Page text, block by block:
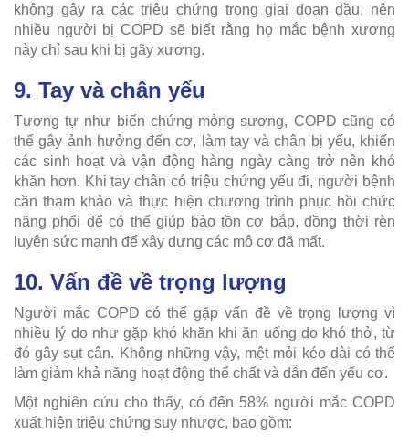
không gây ra các triệu chứng trong giai đoạn đầu, nên
nhiều người bị COPD sẽ biết rằng họ mắc bệnh xương
này chỉ sau khi bị gãy xương.
9. Tay và chân yếu
Tương tự như biến chứng mỏng sương, COPD cũng có
thể gây ảnh hưởng đến cơ, làm tay và chân bị yếu, khiến
các sinh hoạt và vận động hàng ngày càng trở nên khó
khăn hơn. Khi tay chân có triệu chứng yếu đi, người bệnh
cần tham khảo và thực hiện chương trình phục hồi chức
năng phổi để có thể giúp bảo tồn cơ bắp, đồng thời rèn
luyện sức mạnh để xây dựng các mô cơ đã mất.
10. Vấn đề về trọng lượng
Người mắc COPD có thể gặp vấn đề về trọng lượng vì
nhiều lý do như gặp khó khăn khi ăn uống do khó thở, từ
đó gây sụt cân. Không những vậy, mệt mỏi kéo dài có thể
làm giảm khả năng hoạt động thể chất và dẫn đến yếu cơ.
Một nghiên cứu cho thấy, có đến 58% người mắc COPD
xuất hiện triệu chứng suy nhược, bao gồm: